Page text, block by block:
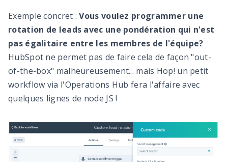
Exemple concret :Vous voulez programmer une
rotation de leads avec une pondération qui n'est
pas égalitaire entre les membres de l'équipe?
HubSpot ne permet pas de faire cela de façon "out-
of-the-box" malheureusement... mais Hop! un petit
workflow via l'Operations Hub fera l'affaire avec
quelques lignes de node JS !